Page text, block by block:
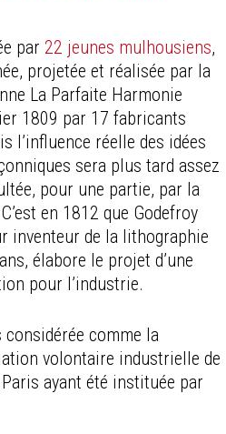
par 22 jeunes mulhousiens,
projetée et réalisée par la
La Parfaite Harmonie
1809 par 17 fabricants
l’influence réelle des idées
sera plus tard assez
pour une partie, par la
en 1812 que Godefroy
inventeur de la lithographie
élabore le projet d’une
pour l’industrie.
considérée comme la
volontaire industrielle de
ayant été instituée par